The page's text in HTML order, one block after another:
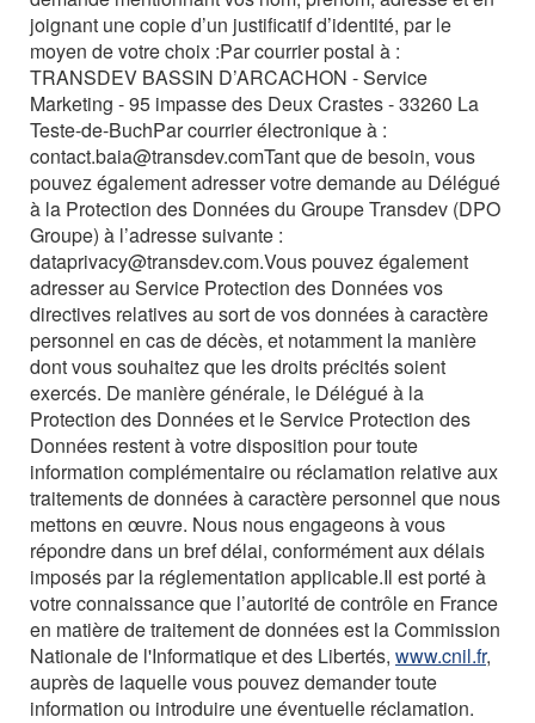
joignant une copie d’un justificatif d’identité, par le
moyen de votre choix :Par courrier postal à :
TRANSDEV BASSIN D’ARCACHON - Service
Marketing - 95 impasse des Deux Crastes - 33260 La
Teste-de-BuchPar courrier électronique à :
contact.baia@transdev.comTant que de besoin, vous
pouvez également adresser votre demande au Délégué
à la Protection des Données du Groupe Transdev (DPO
Groupe) à l’adresse suivante :
dataprivacy@transdev.com.Vous pouvez également
adresser au Service Protection des Données vos
directives relatives au sort de vos données à caractère
personnel en cas de décès, et notamment la manière
dont vous souhaitez que les droits précités soient
exercés. De manière générale, le Délégué à la
Protection des Données et le Service Protection des
Données restent à votre disposition pour toute
information complémentaire ou réclamation relative aux
traitements de données à caractère personnel que nous
mettons en œuvre. Nous nous engageons à vous
répondre dans un bref délai, conformément aux délais
imposés par la réglementation applicable.Il est porté à
votre connaissance que l’autorité de contrôle en France
en matière de traitement de données est la Commission
Nationale de l'Informatique et des Libertés, www.cnil.fr,
auprès de laquelle vous pouvez demander toute
information ou introduire une éventuelle réclamation.